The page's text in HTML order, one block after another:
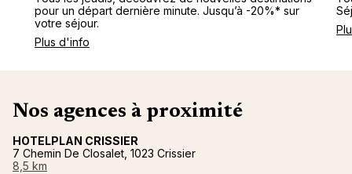
pour un départ dernière minute. Jusqu’à -20%* sur
votre séjour.
Plus d'info
Nos agences à proximité
HOTELPLAN CRISSIER
7 Chemin De Closalet, 1023 Crissier
8,5 km